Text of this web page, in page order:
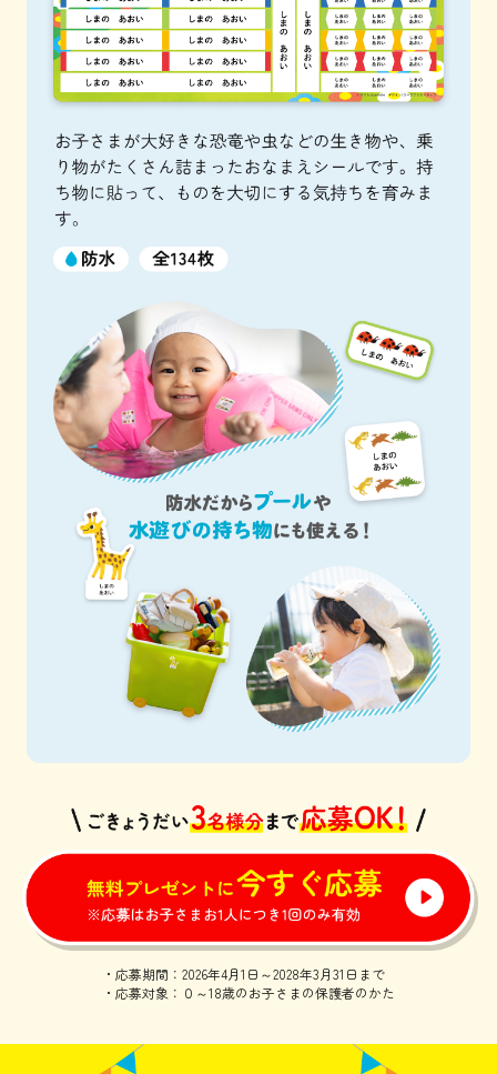
・応募期間：2026年4月1日～2028年3月31日まで
・応募対象：０～18歳のお子さまの保護者のかた